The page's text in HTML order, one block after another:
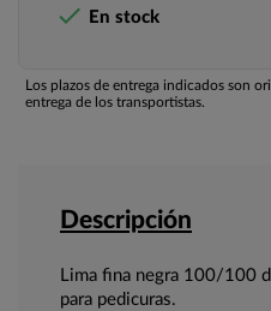
 En stock
Los plazos de entrega indicados son
entrega de los transportistas.
Descripción
Lima fina negra 100/100
para pedicuras.